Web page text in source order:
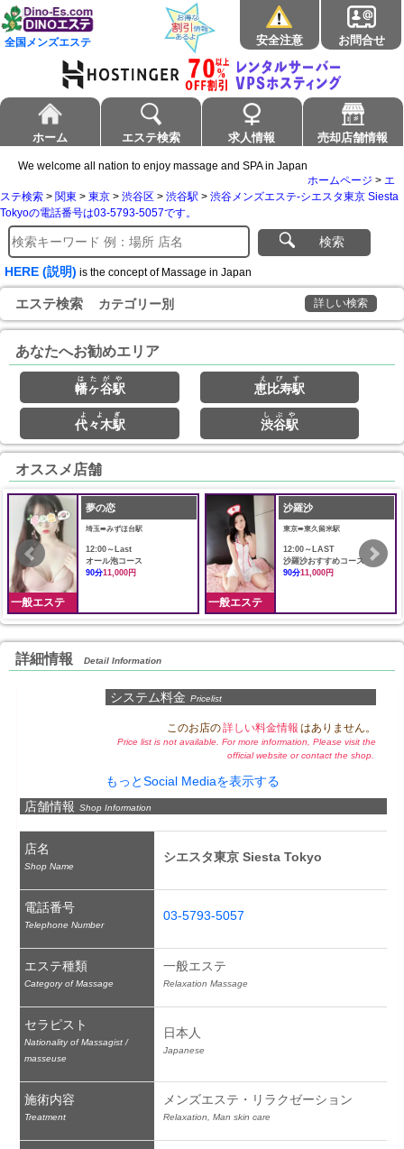
全国メンズエステ 安全注意 お問合せ
ホーム エステ検索 求人情報 売却店舗情報
We welcome all nation to enjoy massage and SPA in Japan
ホームページ > エ
ステ検索 > 関東 > 東京 > 渋谷区 > 渋谷駅 > 渋谷メンズエステ-シエスタ東京 Siesta
Tokyoの電話番号は03-5793-5057です。
検索
HERE (説明) is the concept of Massage in Japan
エステ検索 カテゴリー別 詳しい検索
あなたへお勧めエリア
幡ヶ谷駅
はたがや
恵比寿駅
えびす
代々木駅
よよぎ
渋谷駅
しぶや
オススメ店舗
一般エステ
夢の恋
埼玉➠みずほ台駅
12:00～Last
オール泡コース
90分11,000円
一般エステ
沙羅沙
東京➠東久留米駅
12:00～LAST
沙羅沙おすすめコース
90分11,000円
詳細情報 Detail Information
システム料金 Pricelist
このお店の詳しい料金情報 はありません。
Price list is not available. For more information, Please visit the
official website or contact the shop.
もっとSocial Mediaを表示する
店舗情報 Shop Information
店名
Shop Name
シエスタ東京 Siesta Tokyo
電話番号
Telephone Number
03-5793-5057
エステ種類
Category of Massage
一般エステ
Relaxation Massage
セラピスト
Nationality of Massagist /
masseuse
日本人
Japanese
施術内容
Treatment
メンズエステ・リラクゼーション
Relaxation, Man skin care